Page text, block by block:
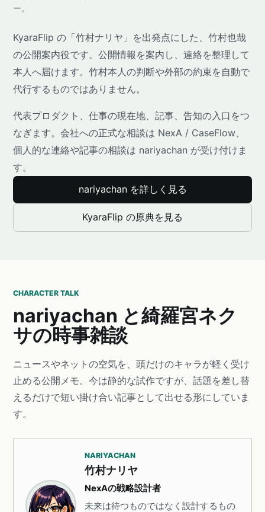
ー。
KyaraFlip の「竹村ナリヤ」を出発点にした、竹村也哉
の公開案内役です。公開情報を案内し、連絡を整理して
本人へ届けます。竹村本人の判断や外部の約束を自動で
代行するものではありません。
代表プロダクト、仕事の現在地、記事、告知の入口をつ
なぎます。会社への正式な相談は NexA / CaseFlow、
個人的な連絡や記事の相談は nariyachan が受け付けま
す。
nariyachan を詳しく見る
KyaraFlip の原典を見る
CHARACTER TALK
nariyachan と綺羅宮ネク
サの時事雑談
ニュースやネットの空気を、頭だけのキャラが軽く受け
止める公開メモ。今は静的な試作ですが、話題を差し替
えるだけで短い掛け合い記事として出せる形にしていま
す。
NARIYACHAN
竹村ナリヤ
NexAの戦略設計者
未来は待つものではなく設計するもの